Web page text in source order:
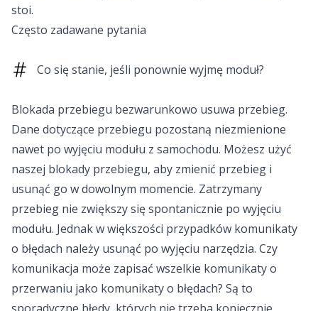
stoi.
Często zadawane pytania
Co się stanie, jeśli ponownie wyjmę moduł?
Blokada przebiegu bezwarunkowo usuwa przebieg.
Dane dotyczące przebiegu pozostaną niezmienione
nawet po wyjęciu modułu z samochodu. Możesz użyć
naszej blokady przebiegu, aby zmienić przebieg i
usunąć go w dowolnym momencie. Zatrzymany
przebieg nie zwiększy się spontanicznie po wyjęciu
modułu. Jednak w większości przypadków komunikaty
o błędach należy usunąć po wyjęciu narzędzia. Czy
komunikacja może zapisać wszelkie komunikaty o
przerwaniu jako komunikaty o błędach? Są to